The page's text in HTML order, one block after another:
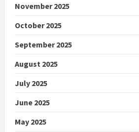
November 2025
October 2025
September 2025
August 2025
July 2025
June 2025
May 2025